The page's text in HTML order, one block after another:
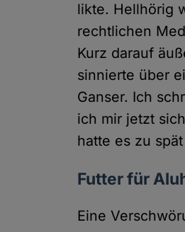
likte. Hellhörig
rechtlichen
Kurz darauf
sinnierte über
Ganser. Ich
ich mir jetzt
hatte es zu
Futter für
Eine